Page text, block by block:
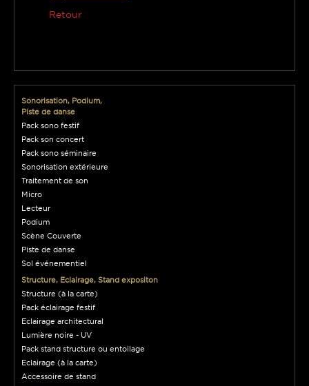
Retour
Sonorisation, Podium,
Piste de danse
Pack sono festif
Pack son concert
Pack sono séminaire
Sonorisation extérieure
Traitement de son
Micro
Lecteur
Podium
Scène Couverte
Piste de danse
Sol événementiel
Structure, Eclairage, Stand expositon
Structure (à la carte)
Pack éclairage festif
Eclairage architectural
Lumière noire - UV
Pack stand structure ou entoilage
Eclairage (à la carte)
Accessoire de stand